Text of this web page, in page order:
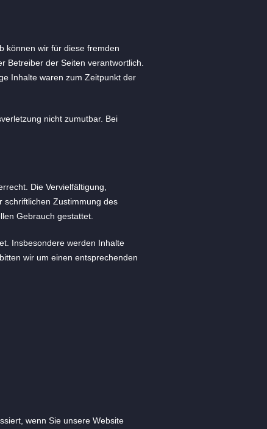
können wir für diese fremden
Betreiber der Seiten verantwortlich.
Inhalte waren zum Zeitpunkt der
nicht zumutbar. Bei
Die Vervielfältigung,
schriftlichen Zustimmung des
Gebrauch gestattet.
Insbesondere werden Inhalte
wir um einen entsprechenden
wenn Sie unsere Website